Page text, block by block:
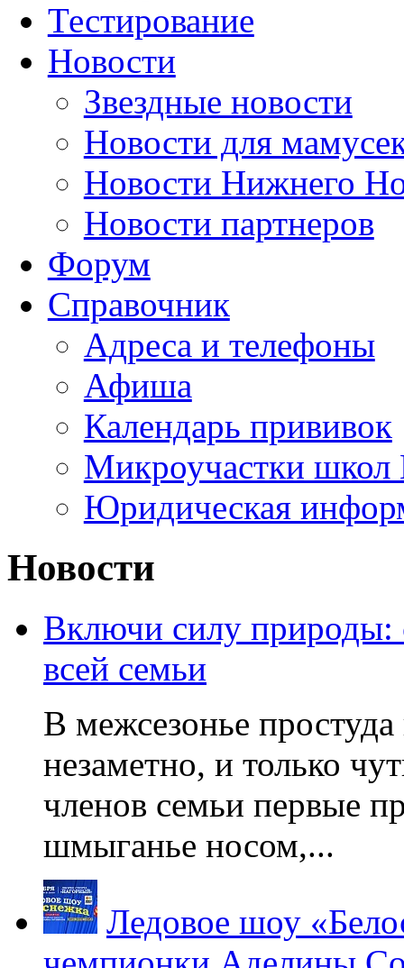
Тестирование
Новости
Звездные новости
Новости для
Новости Нижнего
Новости партнеров
Форум
Справочник
Адреса и телефоны
Афиша
Календарь прививок
Микроучастки школ
Юридическая
Новости
Включи силу
всей семьи
В межсезонье
незаметно, и только
членов семьи первые
шмыганье носом,...
Ледовое шоу